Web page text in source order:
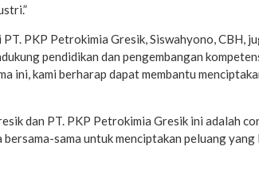
PKP Petrokimia Gresik, Siswahyono, CBH,
pendidikan dan pengembangan
ini, kami berharap dapat membantu
dan PT. PKP Petrokimia Gresik ini adalah
sama untuk menciptakan peluang yang